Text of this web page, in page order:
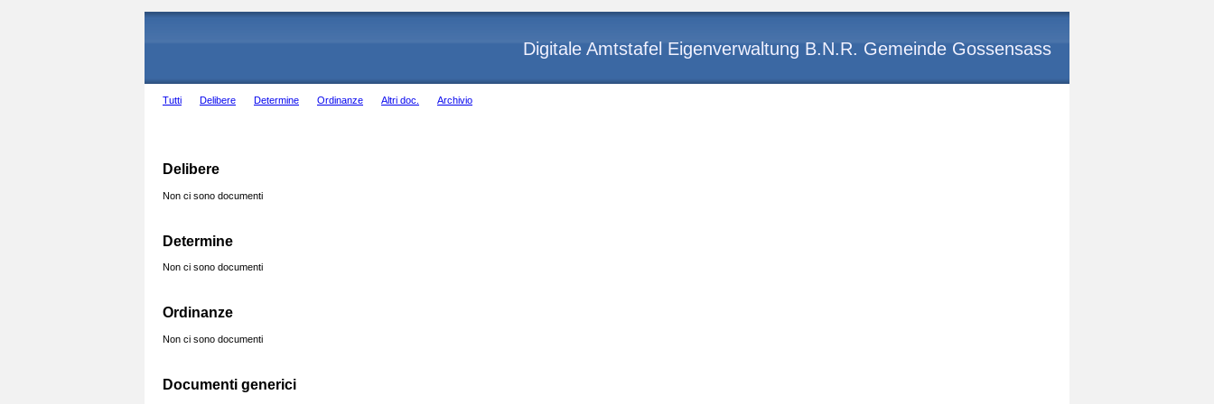
Digitale Amtstafel Eigenverwaltung B.N.R. Gemeinde Gossensass
Tutti Delibere Determine Ordinanze Altri doc. Archivio
Delibere
Non ci sono documenti
Determine
Non ci sono documenti
Ordinanze
Non ci sono documenti
Documenti generici